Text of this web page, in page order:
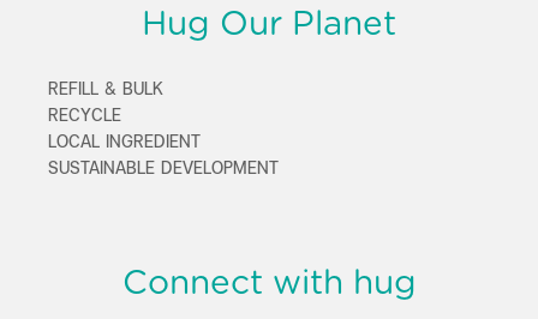
Hug Our Planet
REFILL & BULK
RECYCLE
LOCAL INGREDIENT
SUSTAINABLE DEVELOPMENT
Connect with hug